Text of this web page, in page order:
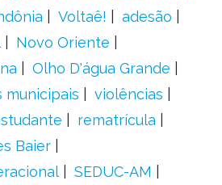
Voltaê!
adesão
Novo Oriente
Olho D'água Grande
municipais
violências
rematrícula
Baier
SEDUC-AM